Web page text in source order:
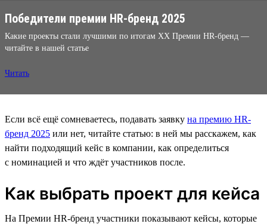
Победители премии HR-бренд 2025
Какие проекты стали лучшими по итогам XX Премии HR-бренд —
читайте в нашей статье
Читать
Если всё ещё сомневаетесь, подавать заявку на премию HR-
бренд 2025 или нет, читайте статью: в ней мы расскажем, как
найти подходящий кейс в компании, как определиться
с номинацией и что ждёт участников после.
Как выбрать проект для кейса
На Премии HR-бренд участники показывают кейсы, которые